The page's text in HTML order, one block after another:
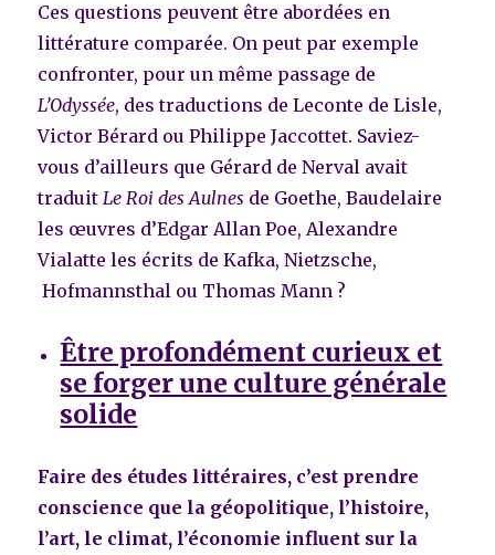
Ces questions peuvent être abordées en
littérature comparée. On peut par exemple
confronter, pour un même passage de
L’Odyssée, des traductions de Leconte de Lisle,
Victor Bérard ou Philippe Jaccottet. Saviez-
vous d’ailleurs que Gérard de Nerval avait
traduitLe Roi des Aulnes de Goethe, Baudelaire
les œuvres d’Edgar Allan Poe, Alexandre
Vialatte les écrits de Kafka, Nietzsche,
Hofmannsthal ou Thomas Mann ?
Être profondément curieux et
se forger une culture générale
solide
Faire des études littéraires, c’est prendre
conscience que la géopolitique, l’histoire,
l’art, le climat, l’économie influent sur la